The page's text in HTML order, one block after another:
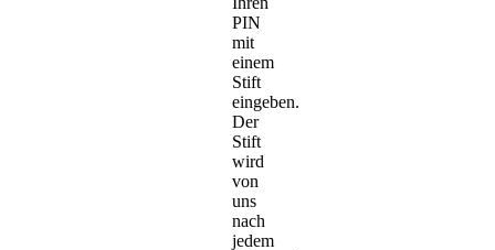
PIN
mit
einem
Stift
eingeben.
Der
Stift
wird
von
uns
nach
jedem